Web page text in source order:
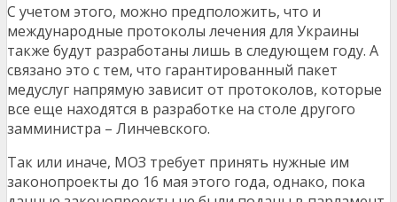
С учетом этого, можно предположить, что и
международные протоколы лечения для Украины
также будут разработаны лишь в следующем году. А
связано это с тем, что гарантированный пакет
медуслуг напрямую зависит от протоколов, которые
все еще находятся в разработке на столе другого
замминистра – Линчевского.
Так или иначе, МОЗ требует принять нужные им
законопроекты до 16 мая этого года, однако, пока